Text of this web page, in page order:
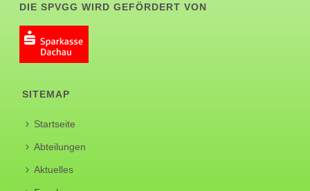
DIE SPVGG WIRD GEFÖRDERT VON
SITEMAP
Startseite
Abteilungen
Aktuelles